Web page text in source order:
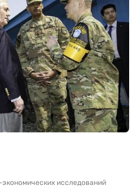
исследований